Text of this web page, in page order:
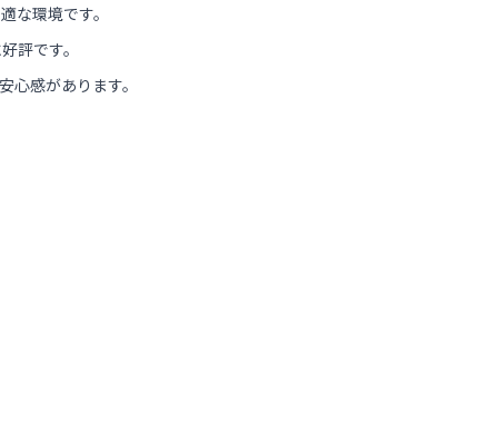
な環境です。
評です。
感があります。